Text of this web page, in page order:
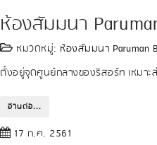
ห้องสัมมนา
หมวดหมู่: ห้องสัมมนา Paruman
ตั้งอยู่จุดศูนย์กลางของรีสอร์ท เหมา
อ่านต่อ...
17 ก.ค. 2561